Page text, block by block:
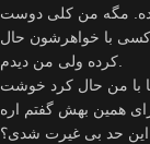
مگه من کلی دوست
کسی با خواهرشون حال
با من حال کرد خوشت
این حد بی غیرت شدی؟